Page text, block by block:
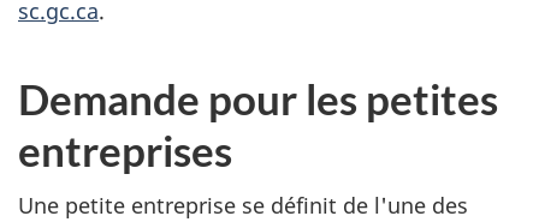
sc.gc.ca.
Demande pour les petites
entreprises
Une petite entreprise se définit de l'une des